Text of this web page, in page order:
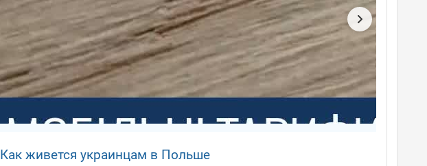
Как живется украинцам в Польше